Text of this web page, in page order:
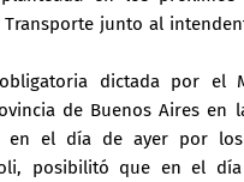
junto al
dictada por el
de Buenos Aires en
en el día de ayer por los
posibilitó que en el